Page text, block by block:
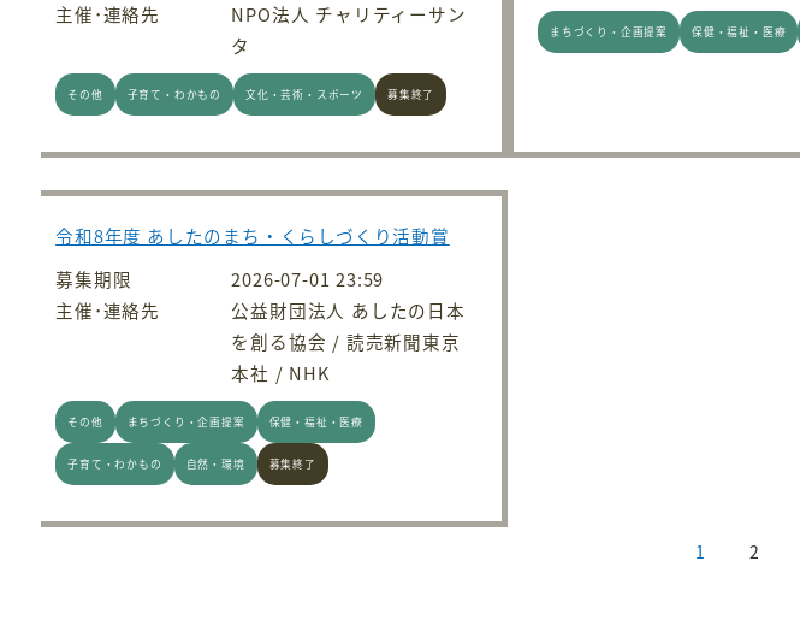
主催･連絡先
NPO法人 チャリティーサン
タ
その他 子育て・わかもの 文化・芸術・スポーツ 募集終了
まちづくり・企画提案 保健・福祉・医療
令和8年度 あしたのまち・くらしづくり活動賞
募集期限
2026-07-01 23:59
主催･連絡先
公益財団法人 あしたの日本
を創る協会 / 読売新聞東京
本社 / NHK
その他 まちづくり・企画提案 保健・福祉・医療
子育て・わかもの 自然・環境 募集終了
1 2